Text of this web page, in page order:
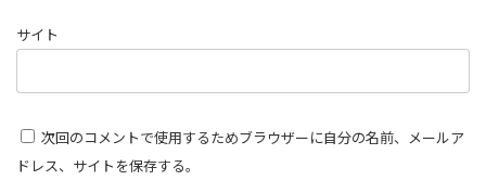
サイト
次回のコメントで使用するためブラウザーに自分の名前、メールア
ドレス、サイトを保存する。